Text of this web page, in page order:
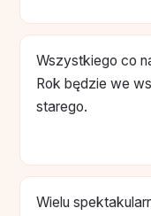
Wszystkiego co
Rok będzie we
starego.
Wielu